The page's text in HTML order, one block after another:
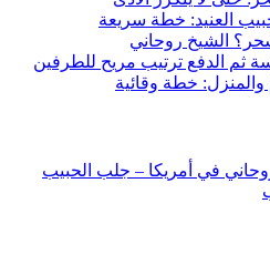
العنيد: خطة سريعة
الشيخ روحاني
ثم الدفع ترتيب مريح للطرفين
خطة وقائية
في أمريكا – جلب الحبيب